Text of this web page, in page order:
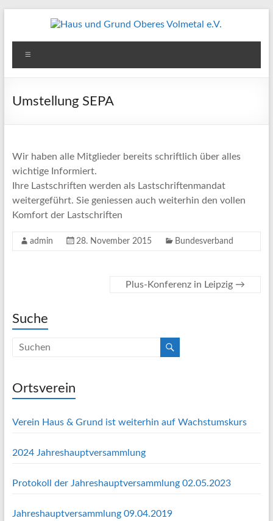
Haus
und
Grund
e.V.
Umstellung SEPA
Wir haben alle Mitglieder bereits schriftlich über alles
wichtige Informiert.
Ihre Lastschriften werden als Lastschriftenmandat
weitergeführt. Sie geniessen auch weiterhin den vollen
Komfort der Lastschriften
admin 28. November 2015 Bundesverband
Plus-Konferenz in Leipzig →
Suche
Ortsverein
Verein Haus & Grund ist weiterhin auf Wachstumskurs
2024 Jahreshauptversammlung
Protokoll der Jahreshauptversammlung 02.05.2023
Jahreshauptversammlung 09.04.2019